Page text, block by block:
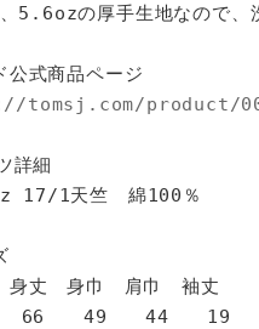
5.6ozの厚手生地なので、
公式商品ページ
tomsj.com/product/
詳細
17/1天竺 綿100％
身巾 肩巾 袖丈
49 44 19